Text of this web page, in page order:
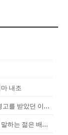
내조
배구 대표 김연경 선수가 광복절에 협회로부터 경고를 받았던 이유
한국의 베테랑 배우들(이순재, 박근형, 안성기)이 말하는 젊은 배우들